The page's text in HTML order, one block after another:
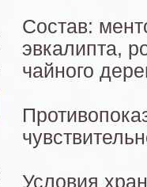
Состав:
эвкалипта,
чайного
Условия